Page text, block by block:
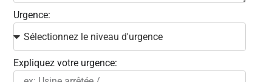
Urgence:
Expliquez votre urgence: